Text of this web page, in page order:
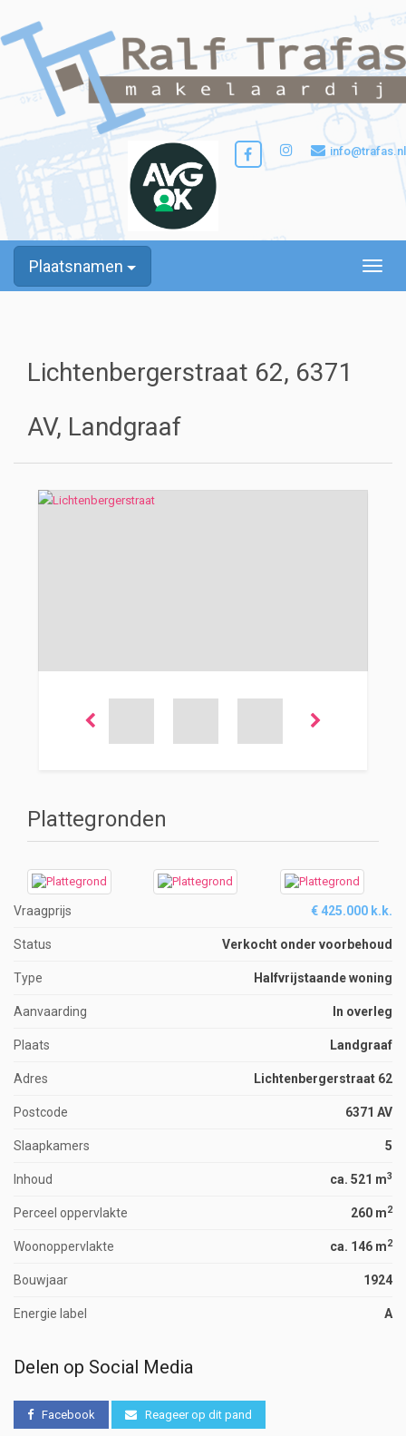
info@trafas.nl
Plaatsnamen
Lichtenbergerstraat 62, 6371
AV, Landgraaf
Plattegronden
Vraagprijs € 425.000 k.k.
Status Verkocht onder voorbehoud
Type Halfvrijstaande woning
Aanvaarding In overleg
Plaats Landgraaf
Adres Lichtenbergerstraat 62
Postcode 6371 AV
Slaapkamers 5
Inhoud ca. 521 m3
Perceel oppervlakte 260 m2
Woonoppervlakte ca. 146 m2
Bouwjaar 1924
Energie label A
Delen op Social Media
Facebook Reageer op dit pand